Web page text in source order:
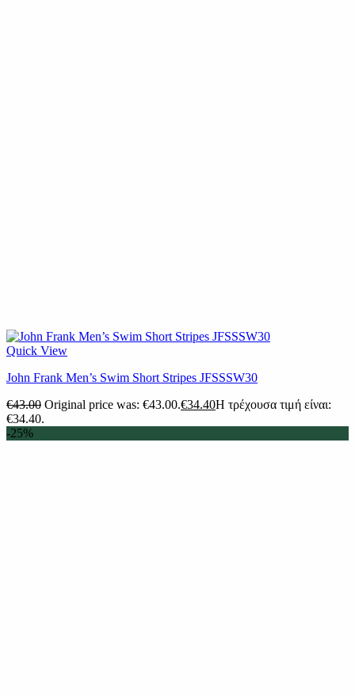
Quick View
John Frank Men’s Swim Short Stripes JFSSSW30
€43.00 Original price was: €43.00.€34.40Η τρέχουσα τιμή είναι:
€34.40.
-25%